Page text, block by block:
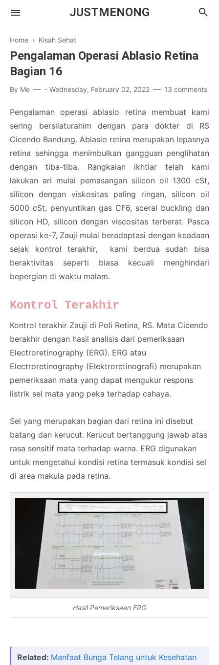
JUSTMENONG
Menong
Contact
Home › Kisah Sehat
Pengalaman Operasi Ablasio Retina
Bagian 16
By Me - Wednesday, February 02, 2022 13 comments
Pengalaman operasi ablasio retina membuat kami
sering bersilaturahim dengan para dokter di RS
Cicendo Bandung. Ablasio retina merupakan lepasnya
retina sehingga menimbulkan gangguan penglihatan
dengan tiba-tiba. Rangkaian ikhtiar telah kami
lakukan ari mulai pemasangan silicon oil 1300 cSt,
silicon dengan viskositas paling ringan, silicon oil
5000 cSt, penyuntikan gas CF6, sceral buckling dan
silicon HD, silicon dengan viscositas terberat. Pasca
operasi ke-7, Zauji mulai beradaptasi dengan keadaan
sejak kontrol terakhir,
kami berdua sudah bisa
beraktivitas seperti biasa kecuali menghindari
bepergian di waktu malam.
Kontrol Terakhir
Kontrol terakhir Zauji di Poli Retina, RS. Mata Cicendo
berakhir dengan hasil analisis dari pemeriksaan
Electroretinography (ERG). ERG atau
Electroretinography (Elektroretinografi) merupakan
pemeriksaan mata yang dapat mengukur respons
listrik sel mata yang peka terhadap cahaya.
Sel yang merupakan bagian dari retina ini disebut
batang dan kerucut. Kerucut bertanggung jawab atas
rasa sensitif mata terhadap warna. ERG digunakan
untuk mengetahui kondisi retina termasuk kondisi sel
di area makula pada retina.
Hasil Pemeriksaan ERG
Related: Manfaat Bunga Telang untuk Kesehatan